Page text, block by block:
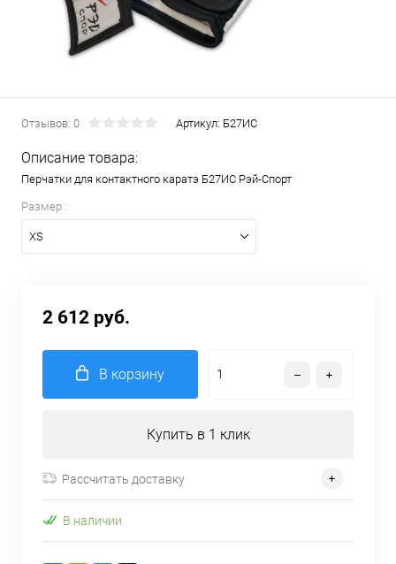
Отзывов: 0 Артикул: Б27ИС
Описание товара:
Перчатки для контактного каратэ Б27ИС Рэй-Спорт
Размер :
XS
2 612 руб.
В корзину
Купить в 1 клик
Рассчитать доставку
В наличии